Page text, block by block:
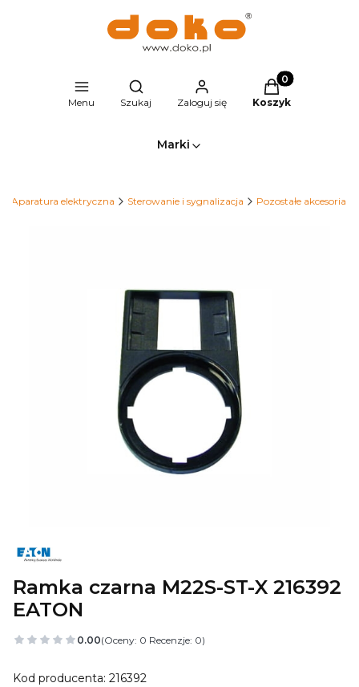
Menu
Otwórz wyszukiwarkę
Szukaj Zaloguj się
Produkty w
Koszyk
Marki
Aparatura elektryczna Sterowanie i sygnalizacja Pozostałe akcesoria
Ramka czarna M22S-ST-X 216392
EATON
0.00(Oceny: 0 Recenzje: 0)
Kod producenta: 216392